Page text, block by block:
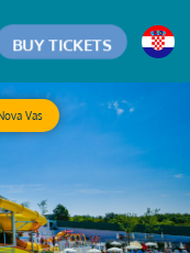
BUY TICKETS
Vas